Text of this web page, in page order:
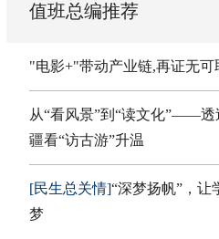
值班总编推荐
"电影+"带动产业链,再证无可
从“看风景”到“读文化”——透
疆看“访古游”升温
[民生总关情]“深梦扬帆”，让
梦